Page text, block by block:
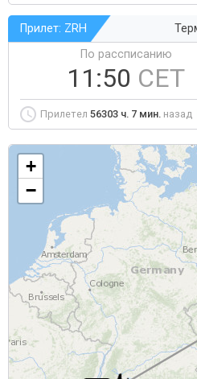
Прилет: ZRH
По рассписанию
11:50 CET
Прилетел 56303 ч. 7 мин. назад
+
−